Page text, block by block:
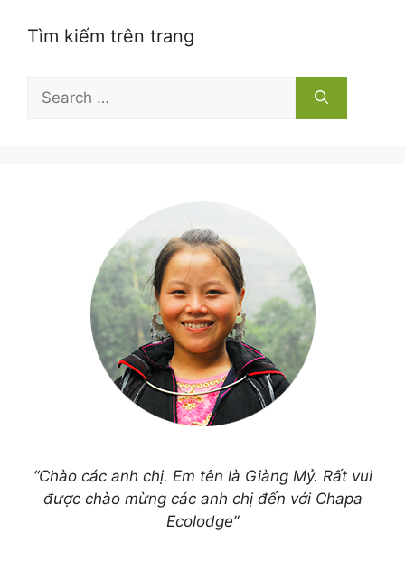
Tìm kiếm trên trang
Search
for:
“Chào các anh chị. Em tên là Giàng Mỷ. Rất vui
được chào mừng các anh chị đến với Chapa
Ecolodge”